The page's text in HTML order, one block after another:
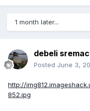
1 month later...
debeli sremac
Posted June 3,
http://
852.jpg